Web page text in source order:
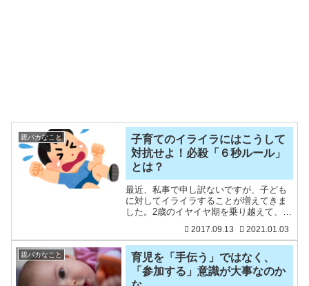
親バカなこと
子育てのイライラにはこうして
対抗せよ！必殺「６秒ルール」
とは？
最近、私事で申し訳ないですが、子ども
に対してイライラすることが増えてきま
した。2歳のイヤイヤ期を乗り越えて、一
なか手ごわいです。かわいいかわいい我
が子なので、本当ならイライラしたくな
いです。しかも、まだ
2017.09.13 2021.01.03
親バカなこと
育児を「手伝う」ではなく、
「参加する」意識が大事なのか